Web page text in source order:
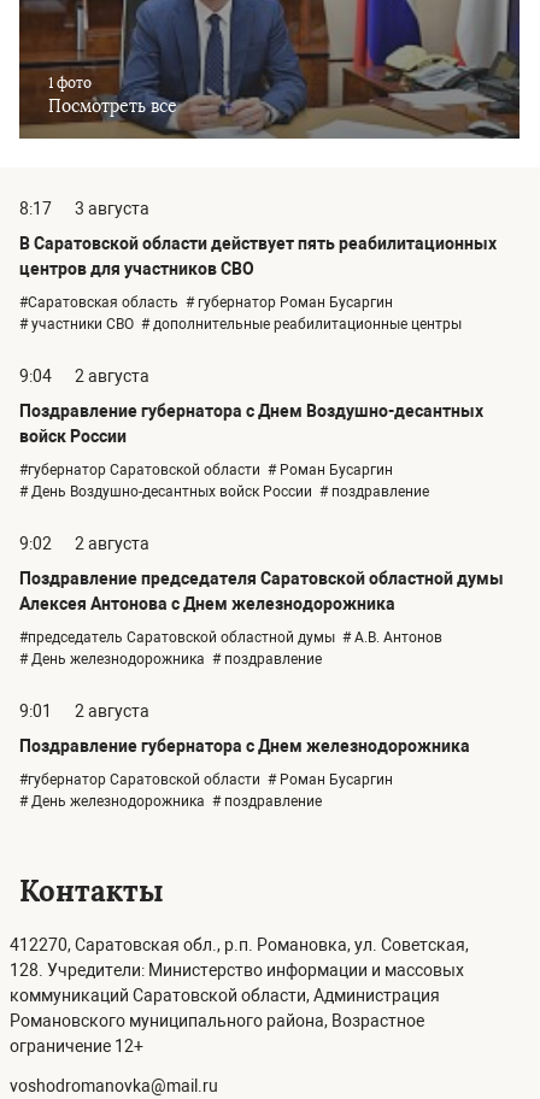
1 фото
Посмотреть все
8:17
3 августа
В Саратовской области действует пять реабилитационных
центров для участников СВО
#Саратовская область # губернатор Роман Бусаргин
# участники СВО # дополнительные реабилитационные центры
9:04
2 августа
Поздравление губернатора с Днем Воздушно-десантных
войск России
#губернатор Саратовской области # Роман Бусаргин
# День Воздушно-десантных войск России # поздравление
9:02
2 августа
Поздравление председателя Саратовской областной думы
Алексея Антонова с Днем железнодорожника
#председатель Саратовской областной думы # А.В. Антонов
# День железнодорожника # поздравление
9:01
2 августа
Поздравление губернатора с Днем железнодорожника
#губернатор Саратовской области # Роман Бусаргин
# День железнодорожника # поздравление
Контакты
412270, Саратовская обл., р.п. Романовка, ул. Советская,
128. Учредители: Министерство информации и массовых
коммуникаций Саратовской области, Администрация
Романовского муниципального района, Возрастное
ограничение 12+
voshodromanovka@mail.ru